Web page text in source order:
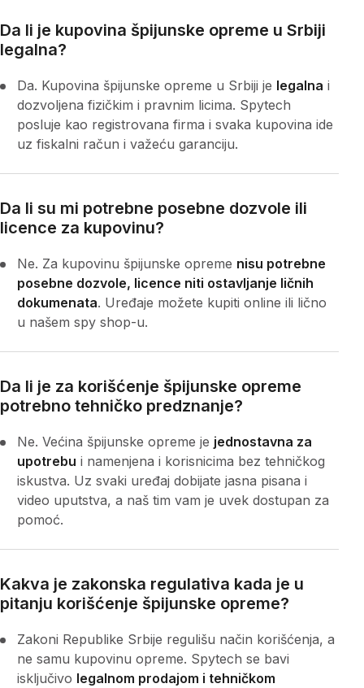
Da li je kupovina špijunske opreme u Srbiji
legalna?
Da. Kupovina špijunske opreme u Srbiji je legalna i
dozvoljena fizičkim i pravnim licima. Spytech
posluje kao registrovana firma i svaka kupovina ide
uz fiskalni račun i važeću garanciju.
Da li su mi potrebne posebne dozvole ili
licence za kupovinu?
Ne. Za kupovinu špijunske opreme nisu potrebne
posebne dozvole, licence niti ostavljanje ličnih
dokumenata. Uređaje možete kupiti online ili lično
u našem spy shop-u.
Da li je za korišćenje špijunske opreme
potrebno tehničko predznanje?
Ne. Većina špijunske opreme je jednostavna za
upotrebu i namenjena i korisnicima bez tehničkog
iskustva. Uz svaki uređaj dobijate jasna pisana i
video uputstva, a naš tim vam je uvek dostupan za
pomoć.
Kakva je zakonska regulativa kada je u
pitanju korišćenje špijunske opreme?
Zakoni Republike Srbije regulišu način korišćenja, a
ne samu kupovinu opreme. Spytech se bavi
isključivo legalnom prodajom i tehničkom